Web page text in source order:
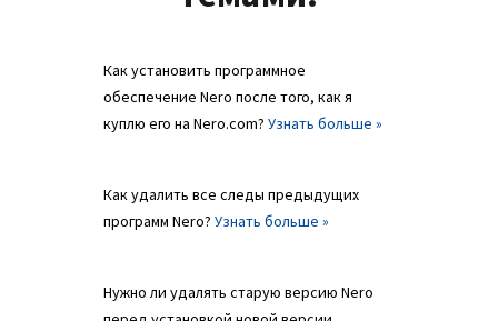
Как установить программное
обеспечение Nero после того, как я
куплю его на Nero.com? Узнать больше »
Как удалить все следы предыдущих
программ Nero? Узнать больше »
Нужно ли удалять старую версию Nero